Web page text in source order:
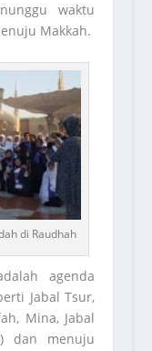
waktu
Makkah.
di Raudhah
agenda
Jabal Tsur,
Mina, Jabal
dan menuju